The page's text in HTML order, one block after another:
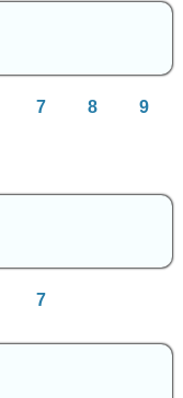
7 8 9
7